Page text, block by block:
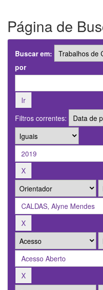
Página de
Buscar em:
por
Filtros correntes: